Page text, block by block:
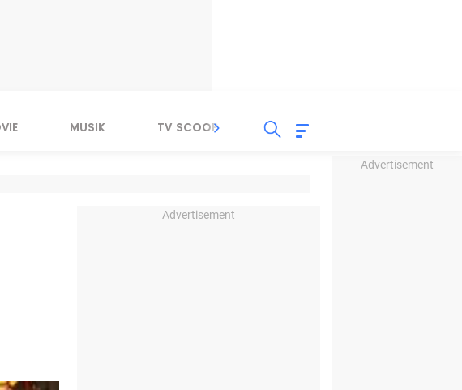
Advertisement
MUSIK TV SCOOP LIRIK
Advertisement